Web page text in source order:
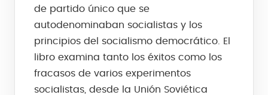
de partido único que se
autodenominaban socialistas y los
principios del socialismo democrático. El
libro examina tanto los éxitos como los
fracasos de varios experimentos
socialistas, desde la Unión Soviética